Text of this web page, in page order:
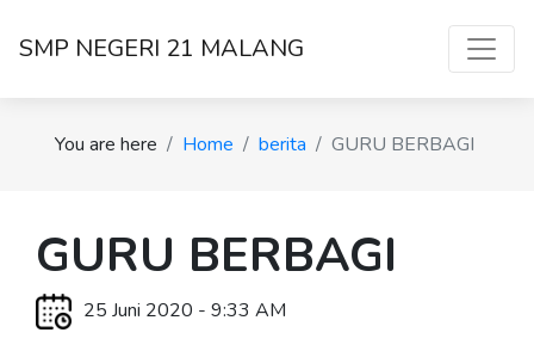
SMP NEGERI 21 MALANG
You are here Home berita GURU BERBAGI
GURU BERBAGI
25 Juni 2020 - 9:33 AM